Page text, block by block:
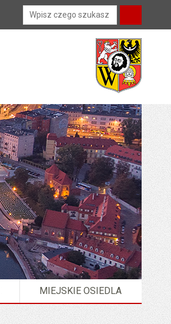
Wyszukiwarka
MIEJSKIE OSIEDLA